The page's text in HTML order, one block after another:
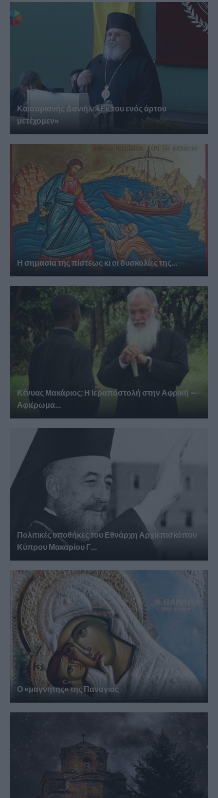
Καισαριανής Δανιήλ: «Εκ του ενός άρτου
μετέχομεν»
Η σημασία της πίστεως κι οι δυσκολίες της...
Κένυας Μακάριος: Η Ιεραποστολή στην Αφρική –
Αφιέρωμα...
Πολιτικές υποθήκες του Εθνάρχη Αρχιεπισκόπου
Κύπρου Μακαρίου Γ...
Ο «μαγνήτης» της Παναγίας